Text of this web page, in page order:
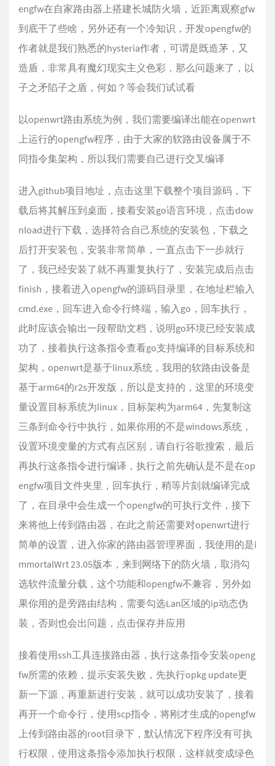
  expr: trojan != nil && trojan.yes
engfw在自家路由器上搭建长城防火墙，近距离观察gfw
到底干了些啥，另外还有一个冷知识，开发opengfw的
作者就是我们熟悉的hysteria作者，可谓是既造茅，又
造盾，非常具有魔幻现实主义色彩，那么问题来了，以
子之矛陷子之盾，何如？等会我们试试看
以openwrt路由系统为例，我们需要编译出能在openwrt
上运行的opengfw程序，由于大家的软路由设备属于不
同指令集架构，所以我们需要自己进行交叉编译
进入github项目地址，点击这里下载整个项目源码，下
载后将其解压到桌面，接着安装go语言环境，点击dow
nload进行下载，选择符合自己系统的安装包，下载之
后打开安装包，安装非常简单，一直点击下一步就行
了，我已经安装了就不再重复执行了，安装完成后点击
finish，接着进入opengfw的源码目录里，在地址栏输入
cmd.exe，回车进入命令行终端，输入go，回车执行，
此时应该会输出一段帮助文档，说明go环境已经安装成
功了，接着执行这条指令查看go支持编译的目标系统和
架构，openwrt是基于linux系统，我用的软路由设备是
基于arm64的r2s开发版，所以是支持的，这里的环境变
量设置目标系统为linux，目标架构为arm64，先复制这
三条到命令行中执行，如果你用的不是windows系统，
设置环境变量的方式有点区别，请自行谷歌搜索，最后
再执行这条指令进行编译，执行之前先确认是不是在op
engfw项目文件夹里，回车执行，稍等片刻就编译完成
了，在目录中会生成一个opengfw的可执行文件，接下
来将他上传到路由器，在此之前还需要对openwrt进行
简单的设置，进入你家的路由器管理界面，我使用的是i
mmortalWrt 23.05版本，来到网络下的防火墙，取消勾
选软件流量分载，这个功能和opengfw不兼容，另外如
果你用的是旁路由结构，需要勾选Lan区域的ip动态伪
装，否则也会出问题，点击保存并应用
接着使用ssh工具连接路由器，执行这条指令安装openg
fw所需的依赖，提示安装失败，先执行opkg update更
新一下源，再重新进行安装，就可以成功安装了，接着
再开一个命令行，使用scp指令，将刚才生成的opengfw
上传到路由器的root目录下，默认情况下程序没有可执
行权限，使用这条指令添加执行权限，这样就变成绿色